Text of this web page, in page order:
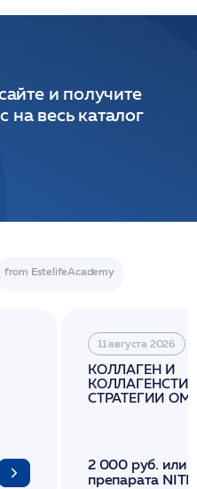
и получите
весь каталог
11 августа 2026
КОЛЛАГЕН И
СТРАТЕГИИ
2 000 руб. или
препарата